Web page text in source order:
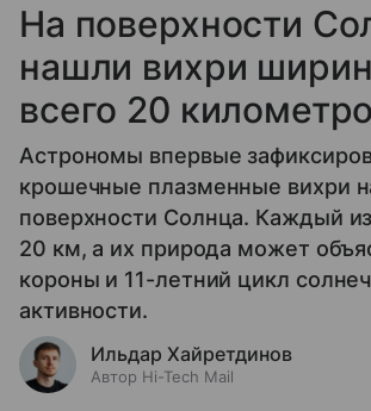
На поверхности
нашли вихри
всего 20
Астрономы впервые
крошечные плазменные вихри
поверхности Солнца. Каждый
20 км, а их природа может
короны и 11-летний цикл
активности.
Ильдар Хайретдинов
Автор Hi-Tech Mail